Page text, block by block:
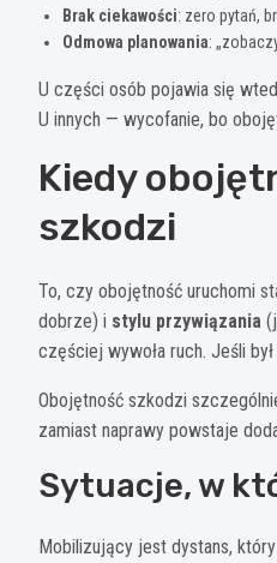
Brak ciekawości: zero pytań,
Odmowa planowania:
U części osób pojawia się
U innych — wycofanie, bo
Kiedy
szkodzi
To, czy obojętność uruchomi
dobrze) i stylu przywiązania
częściej wywoła ruch. Jeśli
Obojętność szkodzi
zamiast naprawy powstaje
Sytuacje, w
Mobilizujący jest dystans,